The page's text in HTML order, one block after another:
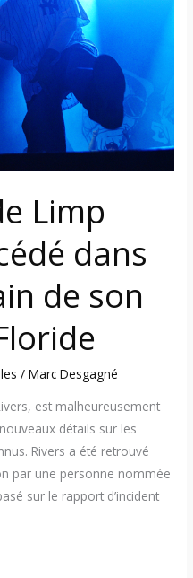
Limp
dans
de son
/Marc Desgagné
est malheureusement
détails sur les
Rivers a été retrouvé
par une personne nommée
sur le rapport d’incident